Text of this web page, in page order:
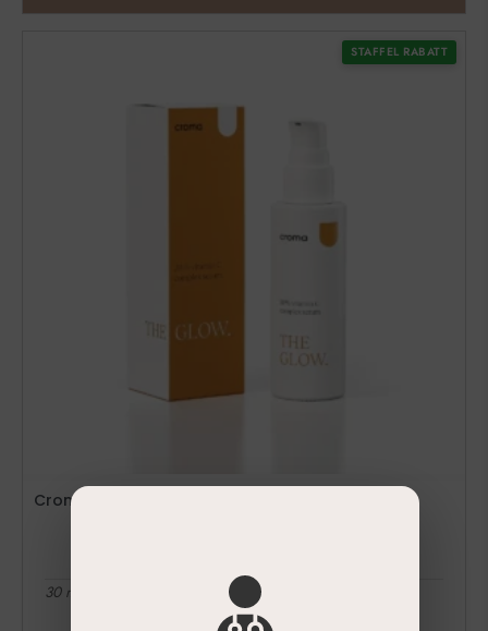
STAFFEL RABATT
Croma® The Glow Vitamin C-Komplex-Serum
30 ml